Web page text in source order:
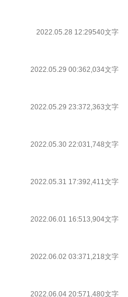
2022.05.28 12:29540文字
2022.05.29 00:362,034文字
2022.05.29 23:372,363文字
2022.05.30 22:031,748文字
2022.05.31 17:392,411文字
2022.06.01 16:513,904文字
2022.06.02 03:371,218文字
2022.06.04 20:571,480文字